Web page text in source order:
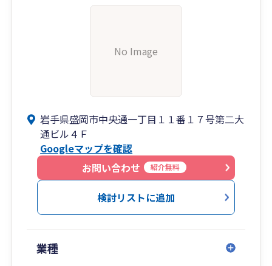
No Image
岩手県盛岡市中央通一丁目１１番１７号第二大
通ビル４Ｆ
Googleマップを確認
お問い合わせ
紹介無料
検討リストに追加
業種